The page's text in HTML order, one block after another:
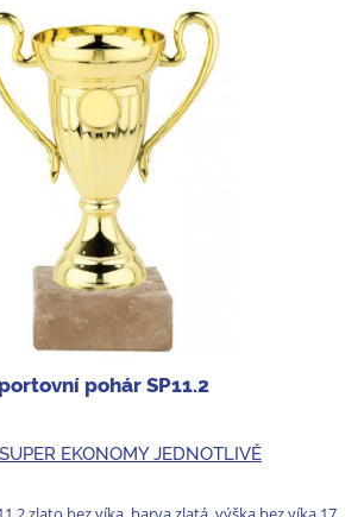
pohár SP11.2
EKONOMY JEDNOTLIVĚ